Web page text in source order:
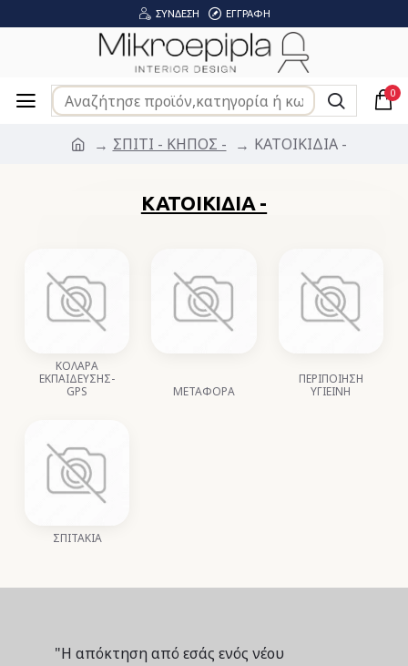
ΣΎΝΔΕΣΗ ΕΓΓΡΑΦΉ
0
ΣΠΙΤΙ - ΚΗΠΟΣ - ΚΑΤΟΙΚΙΔΙΑ -
ΚΑΤΟΙΚΙΔΙΑ -
ΚΟΛΑΡΑ
ΕΚΠΑΙΔΕΥΣΗΣ-
GPS
ΜΕΤΑΦΟΡΑ
ΠΕΡΙΠΟΙΗΣΗ
ΥΓΙΕΙΝΗ
ΣΠΙΤΑΚΙΑ
"Η απόκτηση από εσάς ενός νέου